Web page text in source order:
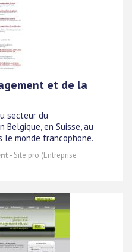
et de la
secteur du
Belgique, en Suisse, au
le monde francophone.
- Site pro (Entreprise